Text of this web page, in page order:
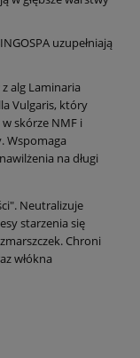
uzupełniają
alg Laminaria
Vulgaris, który
skórze NMF i
Wspomaga
na długi
Neutralizuje
starzenia się
Chroni
włókna